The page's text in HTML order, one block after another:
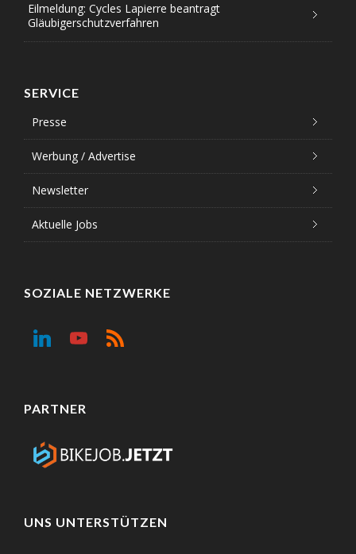
Eilmeldung: Cycles Lapierre beantragt
Gläubigerschutzverfahren
SERVICE
Presse
Werbung / Advertise
Newsletter
Aktuelle Jobs
SOZIALE NETZWERKE
PARTNER
UNS UNTERSTÜTZEN